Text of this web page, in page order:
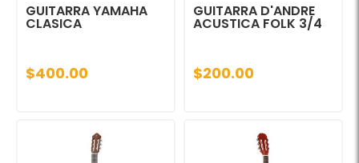
GUITARRA YAMAHA
CLASICA
$400.00
GUITARRA D'ANDRE
ACUSTICA FOLK 3/4
$200.00